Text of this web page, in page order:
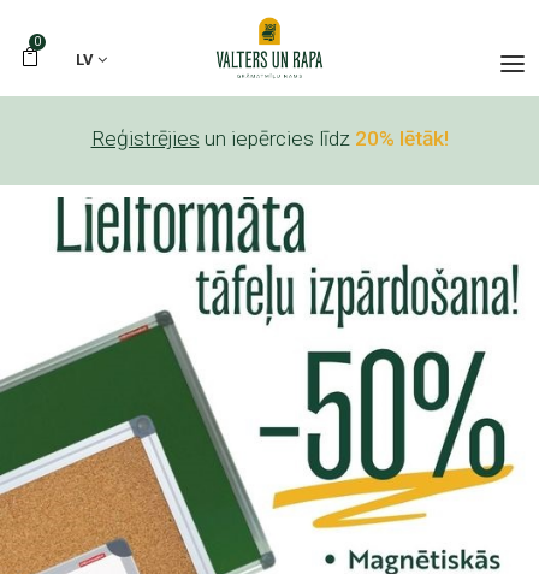
0
LV
Reģistrējies un iepērcies līdz 20% lētāk!